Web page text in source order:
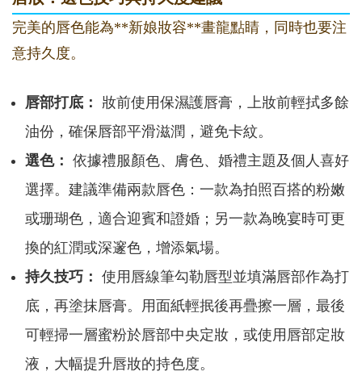
完美的唇色能為**新娘妝容**畫龍點睛，同時也要注
意持久度。
唇部打底：
妝前使用保濕護唇膏，上妝前輕拭多餘
油份，確保唇部平滑滋潤，避免卡紋。
選色： 依據禮服顏色、膚色、婚禮主題及個人喜好
選擇。建議準備兩款唇色：一款為拍照百搭的粉嫩
或珊瑚色，適合迎賓和證婚；另一款為晚宴時可更
換的紅潤或深邃色，增添氣場。
持久技巧： 使用唇線筆勾勒唇型並填滿唇部作為打
底，再塗抹唇膏。用面紙輕抿後再疊擦一層，最後
可輕掃一層蜜粉於唇部中央定妝，或使用唇部定妝
液，大幅提升唇妝的持色度。